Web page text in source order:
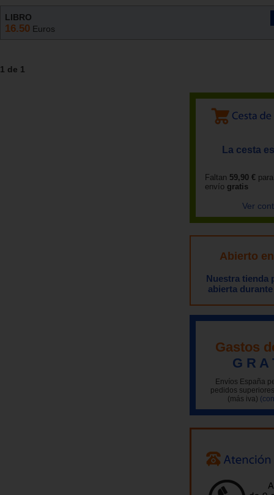
LIBRO
16.50 Euros
1 de 1
La cesta
Faltan 59,90 €
envío gratis
Ver
Abierto
Nuestra tienda
abierta
Gastos
G R A
Envíos España
pedidos
(más iva)